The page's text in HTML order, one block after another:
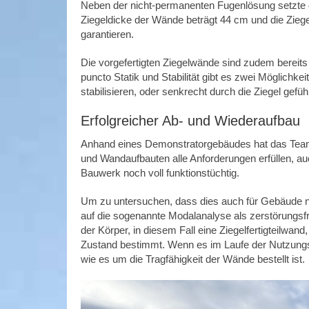
Neben der nicht-permanenten Fugenlösung
Ziegeldicke der Wände beträgt 44 cm und die
garantieren.
Die vorgefertigten Ziegelwände sind zudem
puncto Statik und Stabilität gibt es zwei
stabilisieren, oder senkrecht durch die Ziegel
Erfolgreicher Ab- und Wiederaufbau
Anhand eines Demonstratorgebäudes hat das
und Wandaufbauten alle Anforderungen erfüllen,
Bauwerk noch voll funktionstüchtig.
Um zu untersuchen, dass dies auch für
auf die sogenannte Modalanalyse als
der Körper, in diesem Fall eine
Zustand bestimmt. Wenn es im Laufe der
wie es um die Tragfähigkeit der Wände bestellt ist.